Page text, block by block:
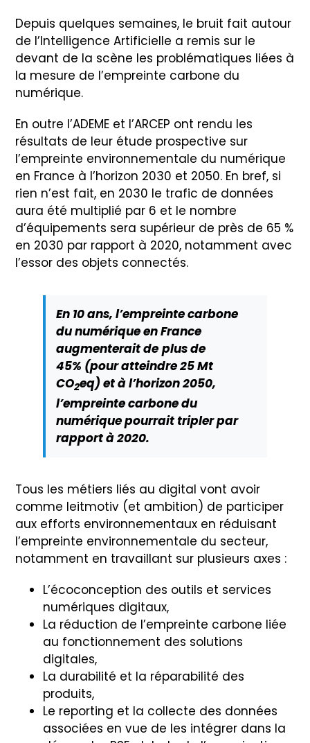
Depuis quelques semaines, le bruit fait autour
de l’Intelligence Artificielle a remis sur le
devant de la scène les problématiques liées à
la mesure de l’empreinte carbone du
numérique.
En outre l’ADEME et l’ARCEP ont rendu les
résultats de leur étude prospective sur
l’empreinte environnementale du numérique
en France à l’horizon 2030 et 2050. En bref, si
rien n’est fait, en 2030 le trafic de données
aura été multiplié par 6 et le nombre
d’équipements sera supérieur de près de 65 %
en 2030 par rapport à 2020, notamment avec
l’essor des objets connectés.
En 10 ans, l’empreinte carbone
du numérique en France
augmenterait de plus de
45% (pour atteindre 25 Mt
CO2eq) et à l’horizon 2050,
l’empreinte carbone du
numérique pourrait tripler par
rapport à 2020.
Tous les métiers liés au digital vont avoir
comme leitmotiv (et ambition) de participer
aux efforts environnementaux en réduisant
l’empreinte environnementale du secteur,
notamment en travaillant sur plusieurs axes :
L’écoconception des outils et services
numériques digitaux,
La réduction de l’empreinte carbone liée
au fonctionnement des solutions
digitales,
La durabilité et la réparabilité des
produits,
Le reporting et la collecte des données
associées en vue de les intégrer dans la